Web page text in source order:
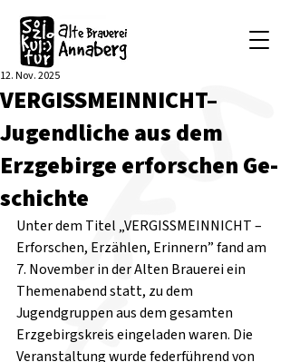
VERGISSMEINNICHT–
Jugendliche aus dem
Erzgebirge erforschen Ge-
schichte
12. Nov. 2025
Unter dem Titel „VERGISSMEINNICHT –
Erforschen, Erzählen, Erinnern” fand am
7. November in der Alten Brauerei ein
Themenabend statt, zu dem
Jugendgruppen aus dem gesamten
Erzgebirgskreis eingeladen waren. Die
Veranstaltung wurde federführend von